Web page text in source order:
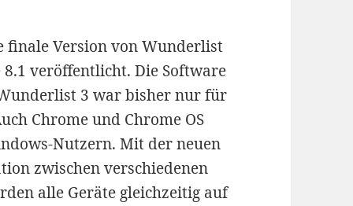
finale Version von Wunderlist
veröffentlicht. Die Software
3 war bisher nur für
Chrome und Chrome OS
Nutzern. Mit der neuen
zwischen verschiedenen
alle Geräte gleichzeitig auf